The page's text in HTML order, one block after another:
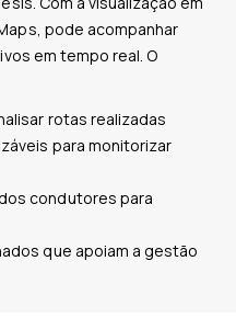
pode acompanhar
em tempo real. O
rotas realizadas
para monitorizar
condutores para
que apoiam a gestão